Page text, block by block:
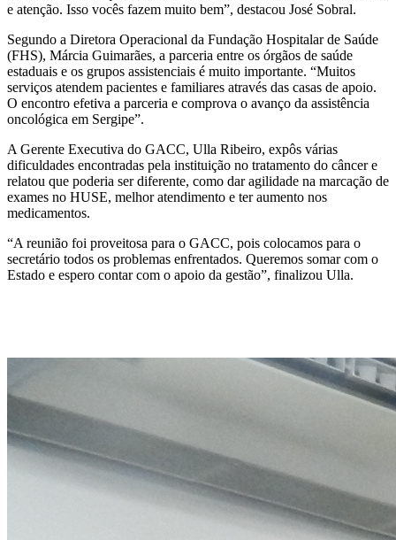
e atenção. Isso vocês fazem muito bem”, destacou José Sobral.
Segundo a Diretora Operacional da Fundação Hospitalar de Saúde
(FHS), Márcia Guimarães, a parceria entre os órgãos de saúde
estaduais e os grupos assistenciais é muito importante. “Muitos
serviços atendem pacientes e familiares através das casas de apoio.
O encontro efetiva a parceria e comprova o avanço da assistência
oncológica em Sergipe”.
A Gerente Executiva do GACC, Ulla Ribeiro, expôs várias
dificuldades encontradas pela instituição no tratamento do câncer e
relatou que poderia ser diferente, como dar agilidade na marcação de
exames no HUSE, melhor atendimento e ter aumento nos
medicamentos.
“A reunião foi proveitosa para o GACC, pois colocamos para o
secretário todos os problemas enfrentados. Queremos somar com o
Estado e espero contar com o apoio da gestão”, finalizou Ulla.